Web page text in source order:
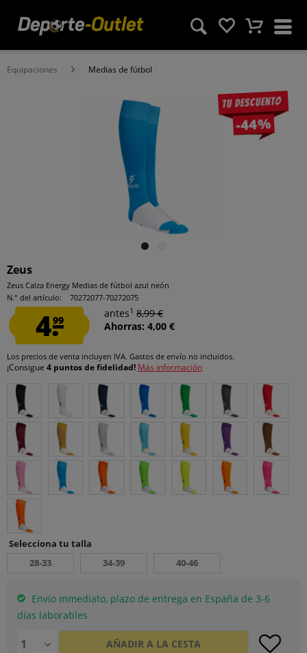
Equipaciones Medias de fútbol
Tu descuento
-44%
Zeus
Zeus Calza Energy Medias de fútbol azul neón
N.° del artículo:
70272077-70272075
4.99
antes1 8,99 €
Ahorras: 4,00 €
Los precios de venta incluyen IVA. Gastos de envío no incluidos.
¡Consigue 4 puntos de fidelidad! Más información
Selecciona tu talla
28-33
34-39 40-46
Envío inmediato, plazo de entrega en España de 3-6
días laborables
AÑADIR A LA CESTA